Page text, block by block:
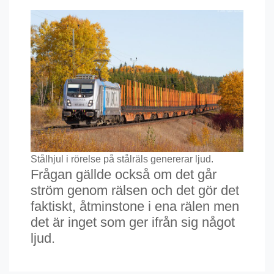
Stålhjul i rörelse på stålräls genererar ljud.
Frågan gällde också om det går
ström genom rälsen och det gör det
faktiskt, åtminstone i ena rälen men
det är inget som ger ifrån sig något
ljud.